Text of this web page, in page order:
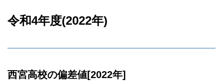
令和4年度(2022年)
西宮高校の偏差値[2022年]